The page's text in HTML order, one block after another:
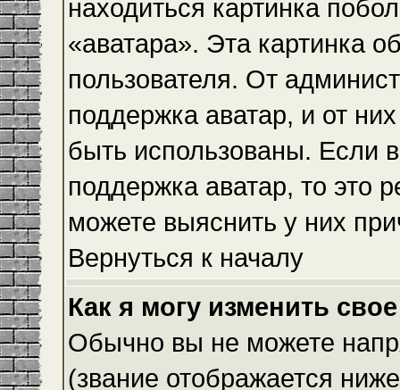
находиться картинка
«аватара». Эта картинка
пользователя. От
поддержка аватар, и от
быть использованы. Если
поддержка аватар, то это
можете выяснить у них
Вернуться к началу
Как я могу изменить
Обычно вы не можете
(звание отображается